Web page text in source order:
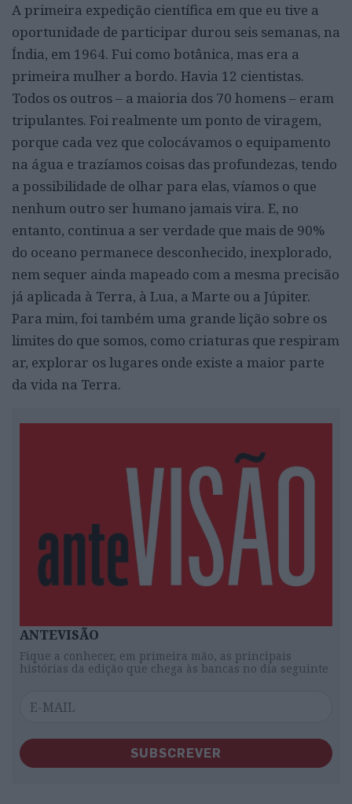
A primeira expedição científica em que eu tive a
oportunidade de participar durou seis semanas, na
Índia, em 1964. Fui como botânica, mas era a
primeira mulher a bordo. Havia 12 cientistas.
Todos os outros – a maioria dos 70 homens – eram
tripulantes. Foi realmente um ponto de viragem,
porque cada vez que colocávamos o equipamento
na água e trazíamos coisas das profundezas, tendo
a possibilidade de olhar para elas, víamos o que
nenhum outro ser humano jamais vira. E, no
entanto, continua a ser verdade que mais de 90%
do oceano permanece desconhecido, inexplorado,
nem sequer ainda mapeado com a mesma precisão
já aplicada à Terra, à Lua, a Marte ou a Júpiter.
Para mim, foi também uma grande lição sobre os
limites do que somos, como criaturas que respiram
ar, explorar os lugares onde existe a maior parte
da vida na Terra.
ANTEVISÃO
Fique a conhecer, em primeira mão, as principais
histórias da edição que chega às bancas no dia seguinte
SUBSCREVER